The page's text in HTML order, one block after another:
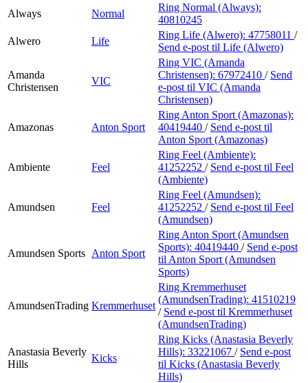
Always
Normal
Ring Normal (Always):
40810245
Alwero
Life
Ring Life (Alwero): 47758011 /
Send e-post til Life (Alwero)
Amanda
Christensen
VIC
Ring VIC (Amanda
Christensen): 67972410 / Send
e-post til VIC (Amanda
Christensen)
Amazonas Anton Sport
Ring Anton Sport (Amazonas):
40419440 / Send e-post til
Anton Sport (Amazonas)
Ambiente Feel
Ring Feel (Ambiente):
41252252 / Send e-post til Feel
(Ambiente)
Amundsen Feel
Ring Feel (Amundsen):
41252252 / Send e-post til Feel
(Amundsen)
Amundsen Sports Anton Sport
Ring Anton Sport (Amundsen
Sports): 40419440 / Send e-post
til Anton Sport (Amundsen
Sports)
AmundsenTrading Kremmerhuset
Ring Kremmerhuset
(AmundsenTrading): 41510219
/ Send e-post til Kremmerhuset
(AmundsenTrading)
Anastasia Beverly
Hills
Kicks
Ring Kicks (Anastasia Beverly
Hills): 33221067 / Send e-post
til Kicks (Anastasia Beverly
Hills)